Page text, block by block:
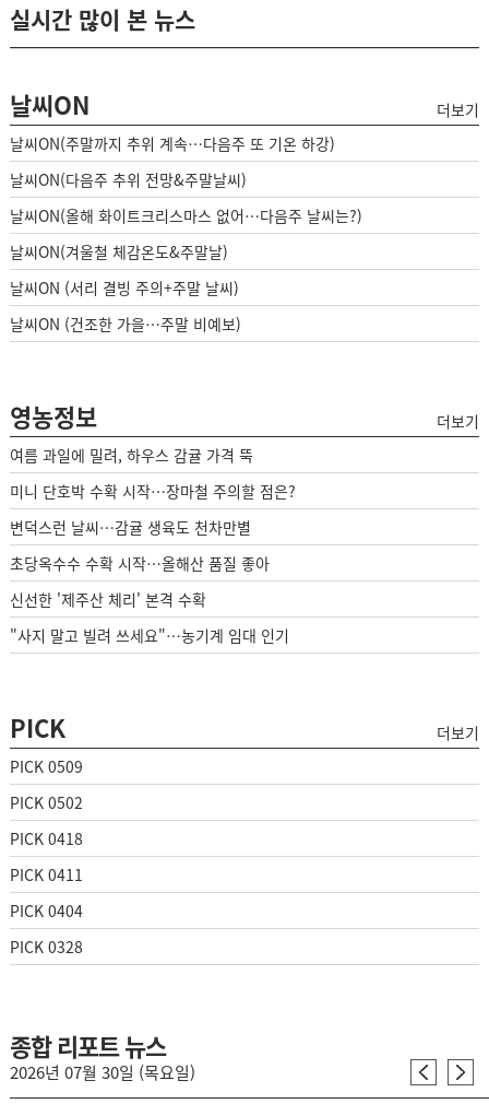
실시간 많이 본 뉴스
날씨ON
더보기
날씨ON(주말까지 추위 계속…다음주 또 기온 하강)
날씨ON(다음주 추위 전망&주말날씨)
날씨ON(올해 화이트크리스마스 없어…다음주 날씨는?)
날씨ON(겨울철 체감온도&주말날)
날씨ON (서리 결빙 주의+주말 날씨)
날씨ON (건조한 가을…주말 비예보)
영농정보
더보기
여름 과일에 밀려, 하우스 감귤 가격 뚝
미니 단호박 수확 시작…장마철 주의할 점은?
변덕스런 날씨…감귤 생육도 천차만별
초당옥수수 수확 시작…올해산 품질 좋아
신선한 '제주산 체리' 본격 수확
"사지 말고 빌려 쓰세요"…농기계 임대 인기
PICK
더보기
PICK 0509
PICK 0502
PICK 0418
PICK 0411
PICK 0404
PICK 0328
종합 리포트 뉴스
2026년 07월 30일 (목요일)